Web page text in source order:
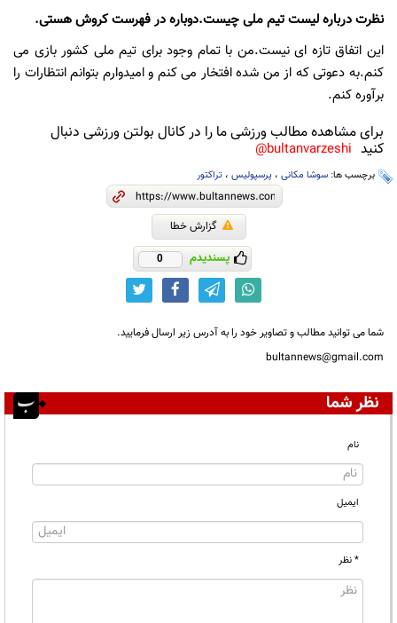
نظرت درباره لیست تیم ملی چیست.دوباره در فهرست کروش هستی.
این اتفاق تازه ای نیست.من با تمام وجود برای تیم ملی کشور بازی می
کنم.به دعوتی که از من شده افتخار می کنم و امیدوارم بتوانم انتظارات را
برآوره کنم.
برای مشاهده مطالب ورزشی ما را در کانال بولتن ورزشی دنبال
کنید bultanvarzeshi@
برچسب ها: سوشا مکانی ، پرسپولیس ، تراکتور
گزارش خطا
پسندیدم 0
شما می توانید مطالب و تصاویر خود را به آدرس زیر ارسال فرمایید.
bultannews@gmail.com
نظر شما
نام
ایمیل
* نظر